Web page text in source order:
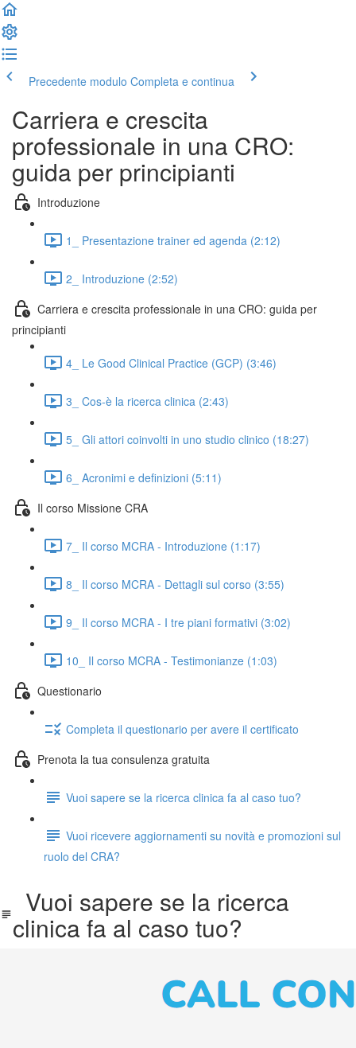
Precedente modulo Completa e continua
Carriera e crescita
professionale in una CRO:
guida per principianti
Introduzione
1_ Presentazione trainer ed agenda (2:12)
2_ Introduzione (2:52)
Carriera e crescita professionale in una CRO: guida per
principianti
4_ Le Good Clinical Practice (GCP) (3:46)
3_ Cos-è la ricerca clinica (2:43)
5_ Gli attori coinvolti in uno studio clinico (18:27)
6_ Acronimi e definizioni (5:11)
Il corso Missione CRA
7_ Il corso MCRA - Introduzione (1:17)
8_ Il corso MCRA - Dettagli sul corso (3:55)
9_ Il corso MCRA - I tre piani formativi (3:02)
10_ Il corso MCRA - Testimonianze (1:03)
Questionario
Completa il questionario per avere il certificato
Prenota la tua consulenza gratuita
Vuoi sapere se la ricerca clinica fa al caso tuo?
Vuoi ricevere aggiornamenti su novità e promozioni sul
ruolo del CRA?
Vuoi sapere se la ricerca
clinica fa al caso tuo?